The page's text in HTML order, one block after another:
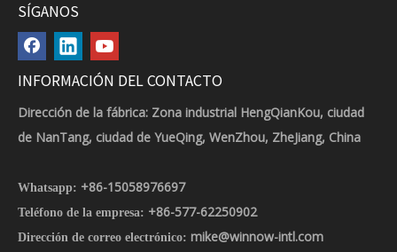
SÍGANOS
INFORMACIÓN DEL CONTACTO
Dirección de la fábrica: Zona industrial HengQianKou, ciudad
de NanTang, ciudad de YueQing, WenZhou, ZheJiang, China
Whatsapp: +86-15058976697
Teléfono de la empresa: +86-577-62250902
Dirección de correo electrónico: mike@winnow-intl.com